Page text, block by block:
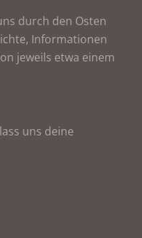
durch den Osten
Informationen
jeweils etwa einem
uns deine